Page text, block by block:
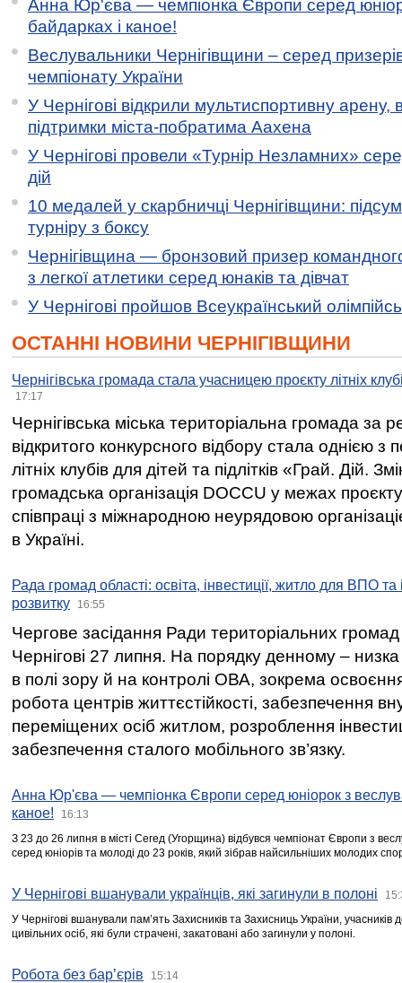
Анна Юр'єва — чемпіонка Європи серед
байдарках і каное!
Веслувальники Чернігівщини – серед
чемпіонату України
У Чернігові відкрили мультиспортивну арену,
підтримки міста-побратима Аахена
У Чернігові провели «Турнір Незламних»
дій
10 медалей у скарбничці Чернігівщини:
турніру з боксу
Чернігівщина — бронзовий призер
з легкої атлетики серед юнаків та дівчат
У Чернігові пройшов Всеукраїнський
ОСТАННІ НОВИНИ ЧЕРНІГІВЩИНИ
Чернігівська громада стала учасницею проєкту літніх
17:17
Чернігівська міська територіальна громада за
відкритого конкурсного відбору стала однією
літніх клубів для дітей та підлітків «Грай. Дій.
громадська організація DOCCU у межах
співпраці з міжнародною неурядовою
в Україні.
Рада громад області: освіта, інвестиції, житло для ВПО
розвитку
16:55
Чергове засідання Ради територіальних громад
Чернігові 27 липня. На порядку денному –
в полі зору й на контролі ОВА, зокрема освоєння
робота центрів життєстійкості, забезпечення
переміщених осіб житлом, розроблення
забезпечення сталого мобільного зв’язку.
Анна Юр'єва — чемпіонка Європи серед юніорок з
каное!
16:13
З 23 до 26 липня в місті Сегед (Угорщина) відбувся чемпіонат Європи з
серед юніорів та молоді до 23 років, який зібрав найсильніших молодих
У Чернігові вшанували українців, які загинули в полоні
У Чернігові вшанували пам’ять Захисників та Захисниць України,
цивільних осіб, які були страчені, закатовані або загинули у полоні.
Робота без бар’єрів 15:14